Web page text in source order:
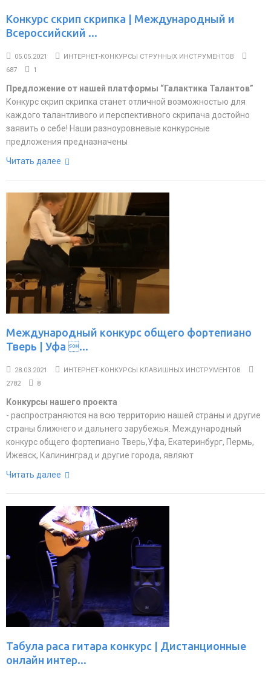
Конкурс скрип скрипка | Международный и
Всероссийский ...
05.05.2021
ИНТЕРНЕТ-КОНКУРСЫ СТРУННЫХ ИНСТРУМЕНТОВ
687
1
Предложение от нашей платформы “Галактика Талантов”
Конкурс скрип скрипка станет отличной возможностью для
каждого талантливого и перспективного скрипача достойно
заявить о себе! Наши разноуровневые конкурсные
предложения предназначены
Читать далее
Международный конкурс общего фортепиано
Тверь | Уфа ...
28.03.2021
ИНТЕРНЕТ-КОНКУРСЫ КЛАВИШНЫХ ИНСТРУМЕНТОВ
2782
8
Конкурсы нашего проекта
- распространяются на всю территорию нашей страны и другие
страны ближнего и дальнего зарубежья. Международный
конкурс общего фортепиано Тверь,Уфа, Екатеринбург, Пермь,
Ижевск, Калининград и другие города, являют
Читать далее
Табула раса гитара конкурс | Дистанционные
онлайн интер...